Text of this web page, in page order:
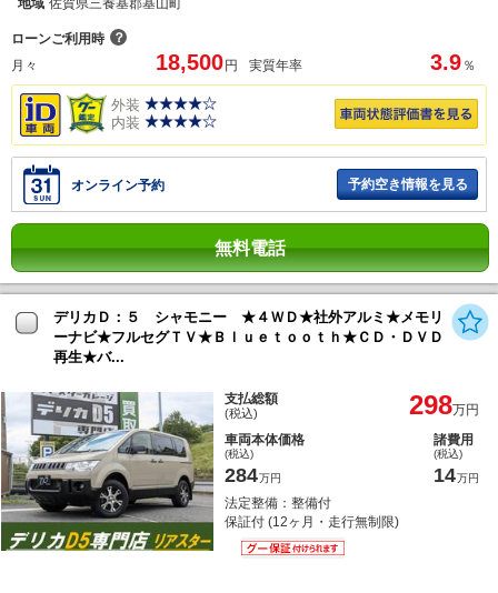
地域 佐賀県三養基郡基山町
ローンご利用時 ？
月々
18,500円 実質年率 3.9 ％
外装
内装
オンライン予約 予約空き情報を見る
無料電話
デリカＤ：５ シャモニー ★４ＷＤ★社外アルミ★メモリ
ーナビ★フルセグＴＶ★Ｂｌｕｅｔｏｏｔｈ★ＣＤ・ＤＶＤ
再生★バ...
支払総額
(税込) 298万円
車両本体価格
(税込)
284万円
諸費用
(税込)
14万円
法定整備：整備付
保証付 (12ヶ月・走行無制限)